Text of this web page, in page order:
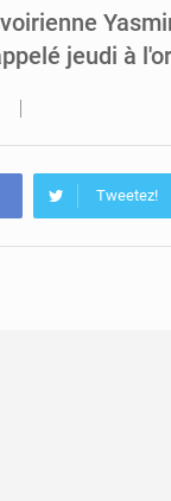
jeudi à
Tweetez!